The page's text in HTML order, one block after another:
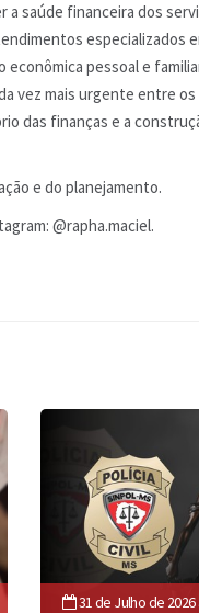
a saúde financeira dos
especializados
pessoal e
vez mais urgente entre
das finanças e a
e do planejamento.
@rapha.maciel.
31 de Julho de 2026